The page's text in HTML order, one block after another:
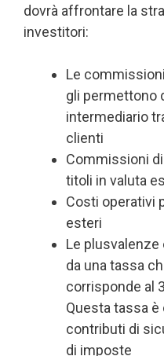
dovrà affrontare la
investitori:
Le
gli permettono
intermediario
clienti
Commissioni
titoli in valuta
Costi operativi
esteri
Le
da una tassa
corrisponde al
Questa tassa è
contributi di
di imposte